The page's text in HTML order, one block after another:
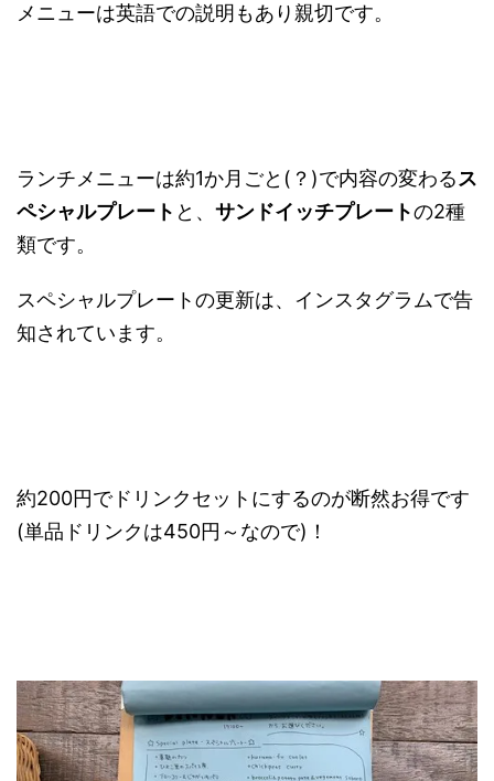
メニューは英語での説明もあり親切です。
ランチメニューは約1か月ごと(？)で内容の変わるス
ペシャルプレート と、 サンドイッチプレートの2種
類です。
スペシャルプレートの更新は、インスタグラムで告
知されています。
約200円でドリンクセットにするのが断然お得です
(単品ドリンクは450円～なので)！